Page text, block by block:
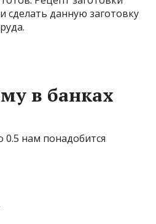
сделать данную заготовку
в банках
нам понадобится